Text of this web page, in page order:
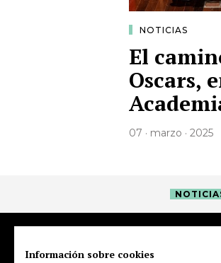
NOTICIAS
El
Oscars,
07 · marzo · 2025
Información sobre cookies